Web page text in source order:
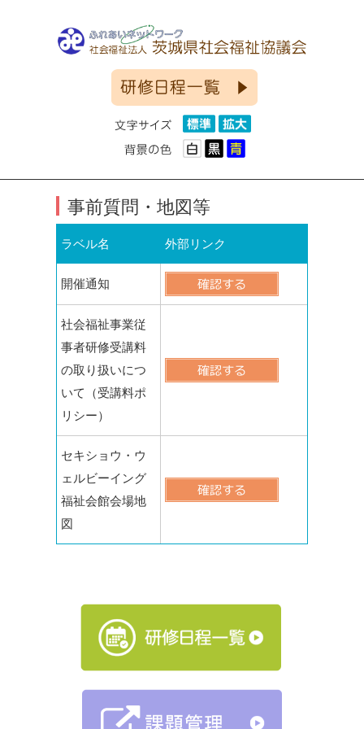
事前質問・地図等
ラベル名 外部リンク
開催通知
社会福祉事業従
事者研修受講料
の取り扱いにつ
いて（受講料ポ
リシー）
セキショウ・ウ
ェルビーイング
福祉会館会場地
図